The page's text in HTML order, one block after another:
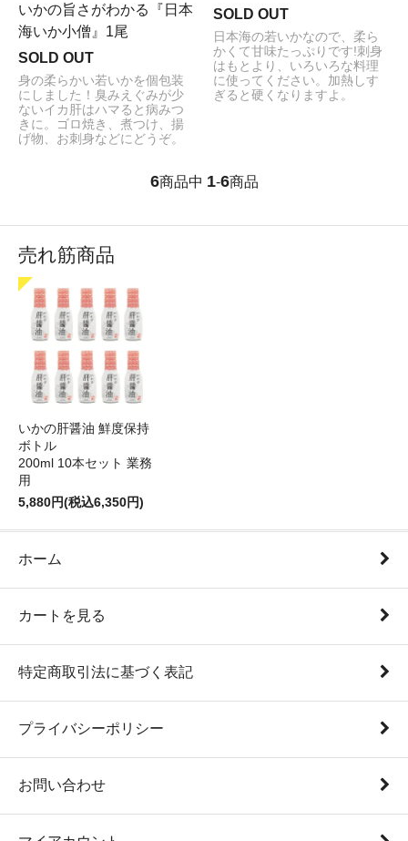
いかの旨さがわかる『日本
海いか小僧』1尾
SOLD OUT
身の柔らかい若いかを個包装
にしました！臭みえぐみが少
ないイカ肝はハマると病みつ
きに。ゴロ焼き、煮つけ、揚
げ物、お刺身などにどうぞ。
SOLD OUT
日本海の若いかなので、柔ら
かくて甘味たっぷりです!刺身
はもとより、いろいろな料理
に使ってください。加熱しす
ぎると硬くなりますよ。
6商品中 1-6商品
売れ筋商品
いかの肝醤油 鮮度保持
ボトル
200ml 10本セット 業務
用
5,880円(税込6,350円)
ホーム
カートを見る
特定商取引法に基づく表記
プライバシーポリシー
お問い合わせ